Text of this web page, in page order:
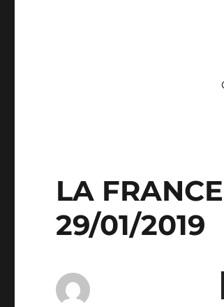
LA
29/01/2019